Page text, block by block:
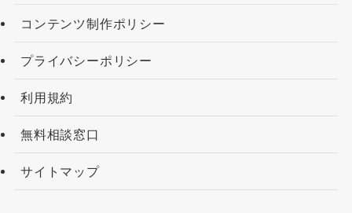
コンテンツ制作ポリシー
プライバシーポリシー
利用規約
無料相談窓口
サイトマップ